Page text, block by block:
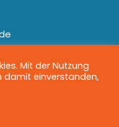
Mit der Nutzung
damit einverstanden,